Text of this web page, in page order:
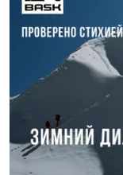
Где купить